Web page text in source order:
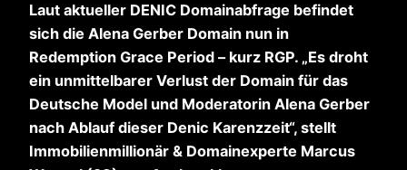
Laut aktueller DENIC Domainabfrage befindet
sich die Alena Gerber Domain nun in
Redemption Grace Period – kurz RGP. „Es droht
ein unmittelbarer Verlust der Domain für das
Deutsche Model und Moderatorin Alena Gerber
nach Ablauf dieser Denic Karenzzeit“, stellt
Immobilienmillionär & Domainexperte Marcus